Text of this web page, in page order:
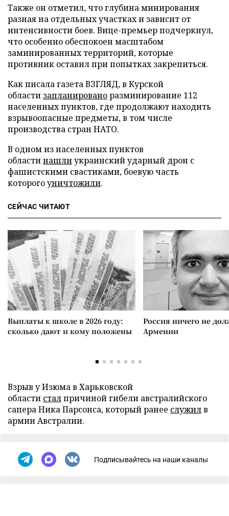
Также он отметил, что глубина минирования
разная на отдельных участках и зависит от
интенсивности боев. Вице-премьер подчеркнул,
что особенно обеспокоен масштабом
заминированных территорий, которые
противник оставил при попытках закрепиться.
Как писала газета ВЗГЛЯД, в Курской
области запланированоразминирование 112
населенных пунктов, где продолжают находить
взрывоопасные предметы, в том числе
производства стран НАТО.
В одном из населенных пунктов
областинашлиукраинский ударный дрон с
фашистскими свастиками, боевую часть
которогоуничтожили.
СЕЙЧАС ЧИТАЮТ
Выплаты к школе в 2026 году:
сколько дают и кому положены
Россия ничего не
Армении
Взрыв у Изюма в Харьковской
области сталпричиной гибели австралийского
сапера Ника Парсонса, который ранее служилв
армии Австралии.
Подписывайтесь на наши каналы